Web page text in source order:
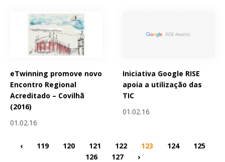
eTwinning promove novo
Encontro Regional
Acreditado – Covilhã
(2016)
01.02.16
Iniciativa Google RISE
apoia a utilização das
TIC
01.02.16
‹ 119 120 121 122 123 124
125
126
127 ›